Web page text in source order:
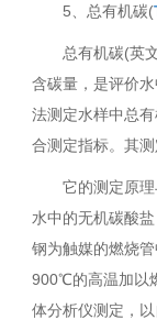
5、总有机碳(
总有机碳(英
含碳量，是评价
法测定水样中总
合测定指标。其
它的测定原
水中的无机碳酸
钢为触媒的燃烧
900℃的高温加以
体分析仪测定，